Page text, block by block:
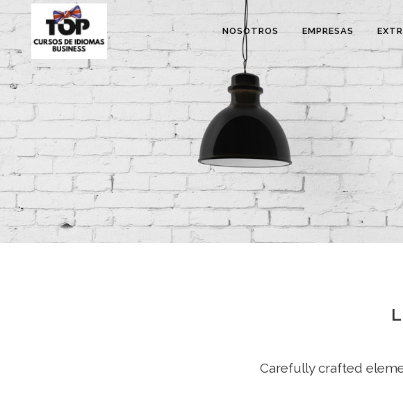
NOSOTROS EMPRESAS
Carefully crafted